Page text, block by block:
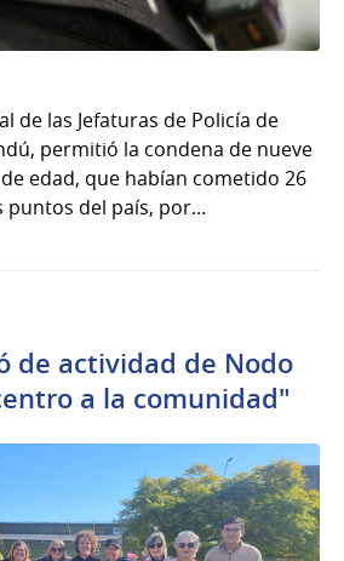
de las Jefaturas de Policía de
permitió la condena de nueve
edad, que habían cometido 26
del país, por...
de actividad de Nodo
a la comunidad"